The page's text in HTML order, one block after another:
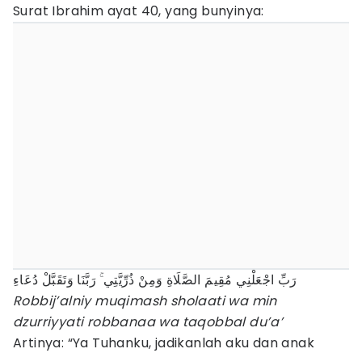
Surat Ibrahim ayat 40, yang bunyinya:
رَبِّ اجْعَلْنِي مُقِيمَ الصَّلَاةِ وَمِنْ ذُرِّيَّتِي ۚ رَبَّنَا وَتَقَبَّلْ دُعَاءِ
Robbij’alniy muqimash sholaati wa min
dzurriyyati robbanaa wa taqobbal du’a’
Artinya: “Ya Tuhanku, jadikanlah aku dan anak